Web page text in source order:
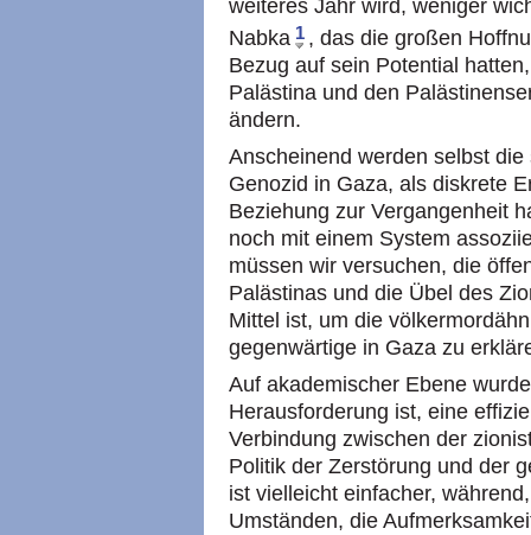
weiteres Jahr wird, weniger
Nabka 1 , das die großen
Bezug auf sein Potential
Palästina und den
ändern.
Anscheinend werden selbst
Genozid in Gaza, als diskrete
Beziehung zur Vergangenheit
noch mit einem System
müssen wir versuchen, die
Palästinas und die Übel des
Mittel ist, um die
gegenwärtige in Gaza zu
Auf akademischer Ebene
Herausforderung ist, eine
Verbindung zwischen der
Politik der Zerstörung und der
ist vielleicht einfacher,
Umständen, die